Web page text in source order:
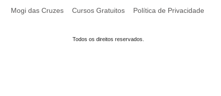
Mogi das Cruzes Cursos Gratuitos Política de Privacidade
Todos os direitos reservados.